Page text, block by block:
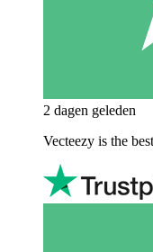
2 dagen geleden
Vecteezy is the